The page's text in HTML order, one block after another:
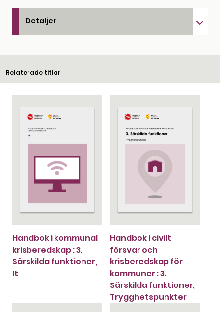
Detaljer
Relaterade titlar
Handbok i kommunal
krisberedskap : 3.
Särskilda funktioner,
It
Handbok i civilt
försvar och
krisberedskap för
kommuner : 3.
Särskilda funktioner,
Trygghetspunkter